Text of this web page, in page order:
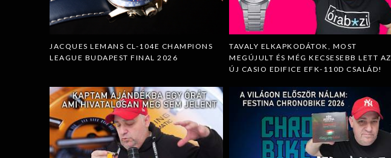
JACQUES LEMANS CL-104E CHAMPIONS
LEAGUE BUDAPEST FINAL 2026
TAVALY ELKAPKODÁTOK, MOST
MEGÚJULT ÉS MÉG KECSESEBB LETT AZ
ÚJ CASIO EDIFICE EFK-110D CSALÁD!